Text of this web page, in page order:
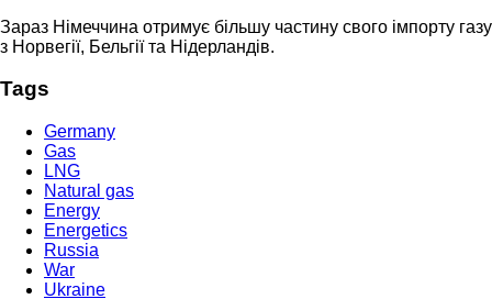
Зараз Німеччина отримує більшу частину свого імпорту газу
з Норвегії, Бельгії та Нідерландів.
Tags
Germany
Gas
LNG
Natural gas
Energy
Energetics
Russia
War
Ukraine